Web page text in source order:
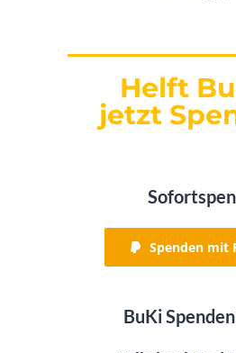
Helft
jetzt
Spenden mit
BuKi